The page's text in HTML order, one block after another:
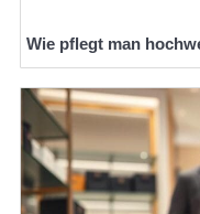
Wie pflegt man